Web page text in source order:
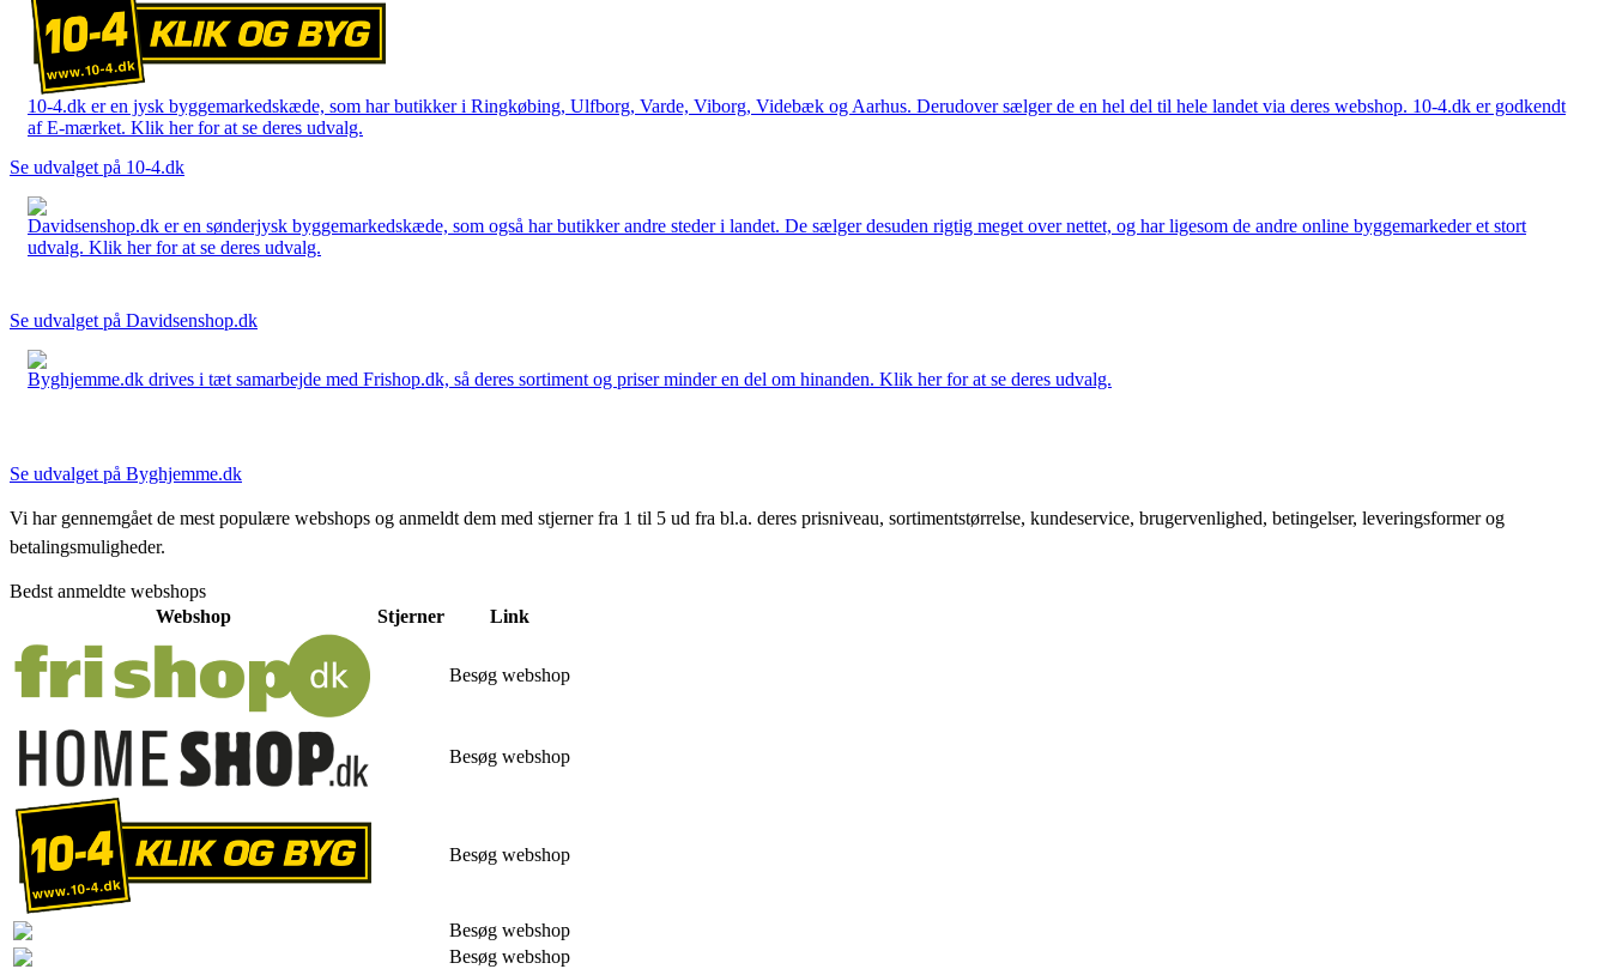
10-4.dk er en jysk byggemarkedskæde, som har butikker i Ringkøbing, Ulfborg, Varde, Viborg, Videbæk og Aarhus. Derudover sælger de en hel del til hele landet via deres webshop. 10-4.dk er godkendt
af E-mærket. Klik her for at se deres udvalg.
Se udvalget på 10-4.dk
Davidsenshop.dk er en sønderjysk byggemarkedskæde, som også har butikker andre steder i landet. De sælger desuden rigtig meget over nettet, og har ligesom de andre online byggemarkeder et stort
udvalg. Klik her for at se deres udvalg.
Se udvalget på Davidsenshop.dk
Byghjemme.dk drives i tæt samarbejde med Frishop.dk, så deres sortiment og priser minder en del om hinanden. Klik her for at se deres udvalg.
Se udvalget på Byghjemme.dk
Vi har gennemgået de mest populære webshops og anmeldt dem med stjerner fra 1 til 5 ud fra bl.a. deres prisniveau, sortimentstørrelse, kundeservice, brugervenlighed, betingelser, leveringsformer og
betalingsmuligheder.
Bedst anmeldte webshops
Webshop
Stjerner Link
Besøg webshop
Besøg webshop
Besøg webshop
Besøg webshop
Besøg webshop